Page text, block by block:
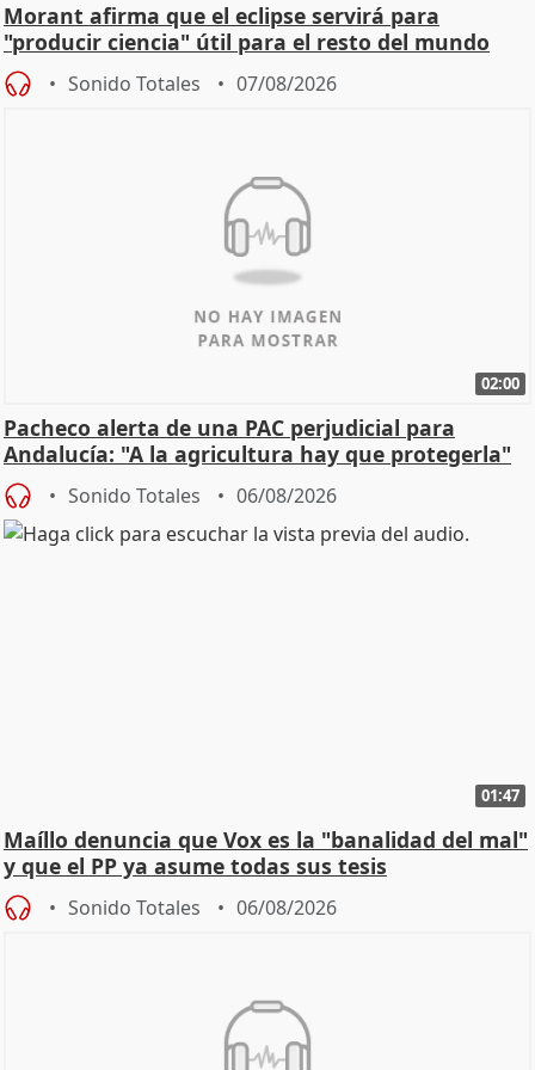
Morant afirma que el eclipse servirá para
"producir ciencia" útil para el resto del mundo
Sonido Totales 07/08/2026
02:00
Pacheco alerta de una PAC perjudicial para
Andalucía: "A la agricultura hay que protegerla"
Sonido Totales 06/08/2026
01:47
Maíllo denuncia que Vox es la "banalidad del mal"
y que el PP ya asume todas sus tesis
Sonido Totales 06/08/2026